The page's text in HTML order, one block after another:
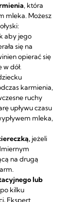
, która
mleka. Możesz
aby jego
się na
opierać się
dół.
karmienia,
ruchy
upływu czasu
mleka,
jeżeli
na drugą
lub
kilku
. Ekspert